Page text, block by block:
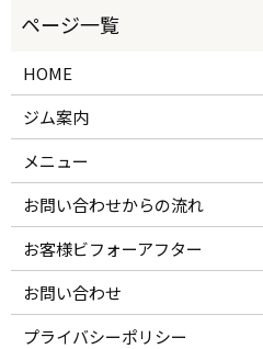
HOME
ジム案内
メニュー
お問い合わせからの流れ
お客様ビフォーアフター
お問い合わせ
プライバシーポリシー